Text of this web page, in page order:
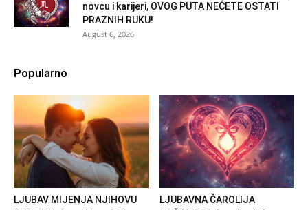
novcu i karijeri, OVOG PUTA NEĆETE OSTATI
PRAZNIH RUKU!
August 6, 2026
Popularno
LJUBAV MIJENJA NJIHOVU
LJUBAVNA ČAROLIJA